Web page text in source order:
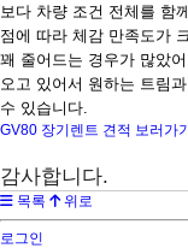
보다 차량 조건 전체를 함
점에 따라 체감 만족도가
꽤 줄어드는 경우가 많았
오고 있어서 원하는 트림
수 있습니다.
GV80 장기렌트 견적 보러가
감사합니다.
목록 위로
로그인